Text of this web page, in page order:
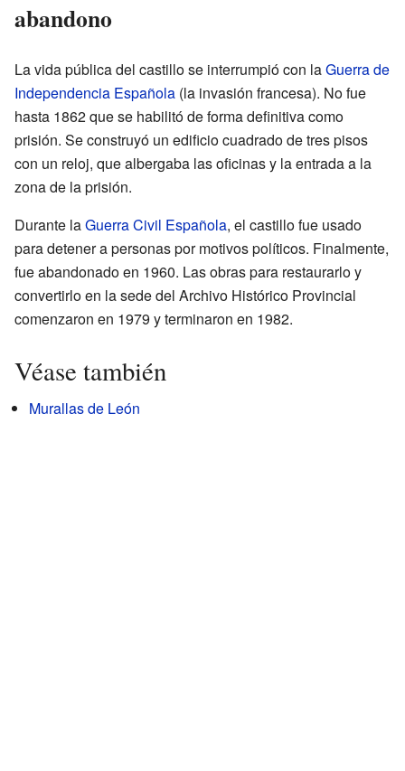
abandono
La vida pública del castillo se interrumpió con laGuerra de
Independencia Española (la invasión francesa). No fue
hasta 1862 que se habilitó de forma definitiva como
prisión. Se construyó un edificio cuadrado de tres pisos
con un reloj, que albergaba las oficinas y la entrada a la
zona de la prisión.
Durante laGuerra Civil Española, el castillo fue usado
para detener a personas por motivos políticos. Finalmente,
fue abandonado en 1960. Las obras para restaurarlo y
convertirlo en la sede del Archivo Histórico Provincial
comenzaron en 1979 y terminaron en 1982.
Véase también
Murallas de León